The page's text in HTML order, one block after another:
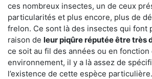
ces nombreux insectes, un de ceux
particularités et plus encore, plus de
frelon. Ce sont là des insectes qui font
raison de leur piqûre réputée être très
ce soit au fil des années ou en fonction
environnement, il y a là assez de
l’existence de cette espèce